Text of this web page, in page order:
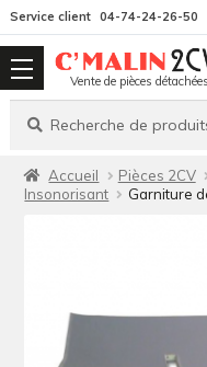
Service client 04-74-24-26-50
Vente de pièces
Recherche
Recherche
Accueil Pièces 2CV
Insonorisant
Garniture